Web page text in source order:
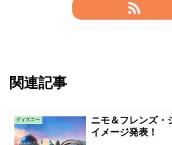
関連記事
ディズニー
ニモ＆フレンズ・
イメージ発表！